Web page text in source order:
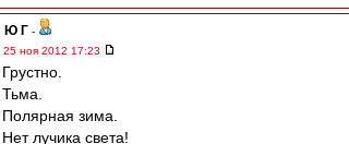
Ю Г -
25 ноя 2012 17:23
Грустно.
Тьма.
Полярная зима.
Нет лучика света!